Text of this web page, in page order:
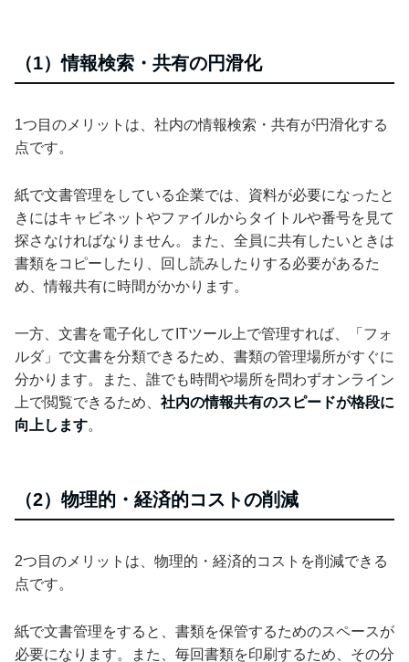
（1）情報検索・共有の円滑化
1つ目のメリットは、社内の情報検索・共有が円滑化する
点です。
紙で文書管理をしている企業では、資料が必要になったと
きにはキャビネットやファイルからタイトルや番号を見て
探さなければなりません。また、全員に共有したいときは
書類をコピーしたり、回し読みしたりする必要があるた
め、情報共有に時間がかかります。
一方、文書を電子化してITツール上で管理すれば、「フォ
ルダ」で文書を分類できるため、書類の管理場所がすぐに
分かります。また、誰でも時間や場所を問わずオンライン
上で閲覧できるため、 社内の情報共有のスピードが格段に
向上します。
（2）物理的・経済的コストの削減
2つ目のメリットは、物理的・経済的コストを削減できる
点です。
紙で文書管理をすると、書類を保管するためのスペースが
必要になります。また、毎回書類を印刷するため、その分